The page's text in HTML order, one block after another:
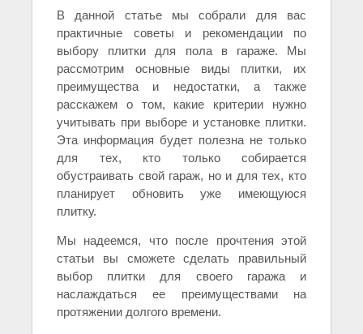
В данной статье мы собрали для вас
практичные советы и рекомендации по
выбору плитки для пола в гараже. Мы
рассмотрим основные виды плитки, их
преимущества и недостатки, а также
расскажем о том, какие критерии нужно
учитывать при выборе и установке плитки.
Эта информация будет полезна не только
для тех, кто только собирается
обустраивать свой гараж, но и для тех, кто
планирует обновить уже имеющуюся
плитку.
Мы надеемся, что после прочтения этой
статьи вы сможете сделать правильный
выбор плитки для своего гаража и
наслаждаться ее преимуществами на
протяжении долгого времени.